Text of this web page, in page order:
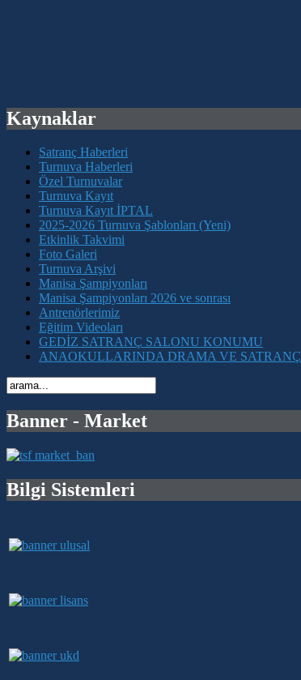
Kaynaklar
Satranç Haberleri
Turnuva Haberleri
Özel Turnuvalar
Turnuva Kayıt
Turnuva Kayıt İPTAL
2025-2026 Turnuva Şablonları (Yeni)
Etkinlik Takvimi
Foto Galeri
Turnuva Arşivi
Manisa Şampiyonları
Manisa Şampiyonları 2026 ve sonrası
Antrenörlerimiz
Eğitim Videoları
GEDİZ SATRANÇ SALONU KONUMU
ANAOKULLARINDA DRAMA VE SATRANÇ
Banner - Market
Bilgi Sistemleri